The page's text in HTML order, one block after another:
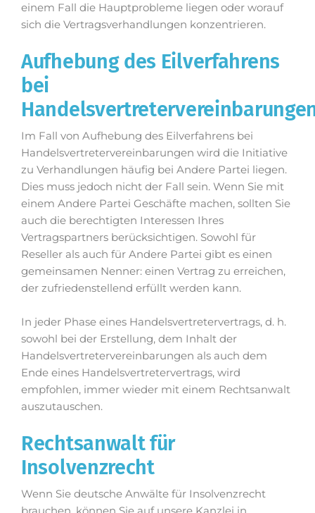
einem Fall die Hauptprobleme liegen oder worauf
sich die Vertragsverhandlungen konzentrieren.
Aufhebung des Eilverfahrens
bei
Im Fall von Aufhebung des Eilverfahrens bei
Handelsvertretervereinbarungen wird die Initiative
zu Verhandlungen häufig bei Andere Partei liegen.
Dies muss jedoch nicht der Fall sein. Wenn Sie mit
einem Andere Partei Geschäfte machen, sollten Sie
auch die berechtigten Interessen Ihres
Vertragspartners berücksichtigen. Sowohl für
Reseller als auch für Andere Partei gibt es einen
gemeinsamen Nenner: einen Vertrag zu erreichen,
der zufriedenstellend erfüllt werden kann.
In jeder Phase eines Handelsvertretervertrags, d. h.
sowohl bei der Erstellung, dem Inhalt der
Handelsvertretervereinbarungen als auch dem
Ende eines Handelsvertretervertrags, wird
empfohlen, immer wieder mit einem Rechtsanwalt
auszutauschen.
Rechtsanwalt für
Insolvenzrecht
Wenn Sie deutsche Anwälte für Insolvenzrecht